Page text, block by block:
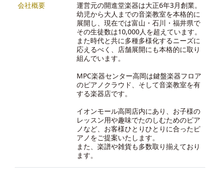
会社概要
運営元の開進堂楽器は大正6年3月創業。
幼児から大人までの音楽教室を本格的に
展開し、現在では富山・石川・福井県で
その生徒数は10,000人を超えています。
また時代と共に多種多様化するニーズに
応えるべく、店舗展開にも本格的に取り
組んでいます。
MPC楽器センター高岡は鍵盤楽器フロア
のピアノクラウド、そして音楽教室を有
する楽器店です。
イオンモール高岡店内にあり、お子様の
レッスン用や趣味でたのしむためのピア
ノなど、お客様ひとりひとりに合ったピ
アノをご提案いたします。
また、楽譜や雑貨も多数取り揃えており
ます。